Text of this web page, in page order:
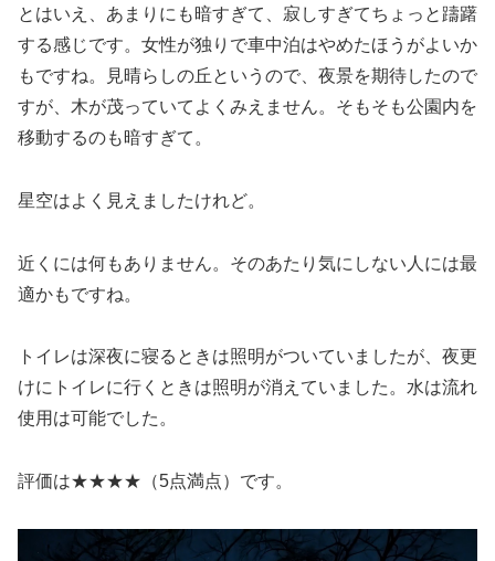
とはいえ、あまりにも暗すぎて、寂しすぎてちょっと躊躇
する感じです。女性が独りで車中泊はやめたほうがよいか
もですね。見晴らしの丘というので、夜景を期待したので
すが、木が茂っていてよくみえません。そもそも公園内を
移動するのも暗すぎて。
星空はよく見えましたけれど。
近くには何もありません。そのあたり気にしない人には最
適かもですね。
トイレは深夜に寝るときは照明がついていましたが、夜更
けにトイレに行くときは照明が消えていました。水は流れ
使用は可能でした。
評価は★★★★（5点満点）です。